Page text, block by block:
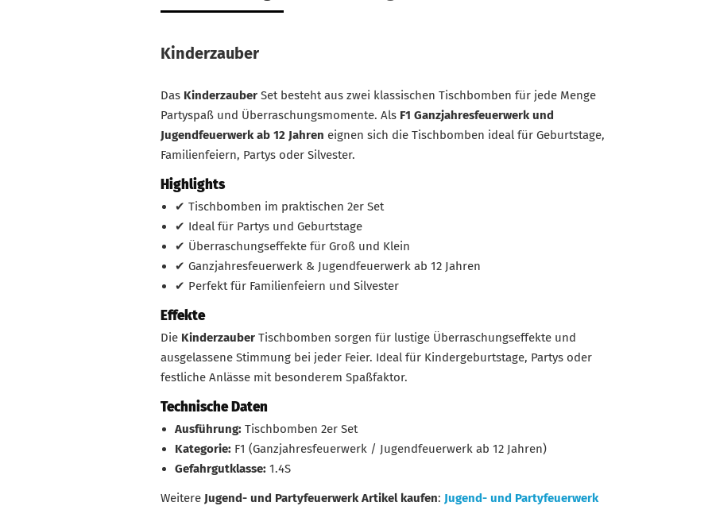
Kinderzauber
Das Kinderzauber Set besteht aus zwei klassischen Tischbomben für jede Menge
Partyspaß und Überraschungsmomente. Als F1 Ganzjahresfeuerwerk und
Jugendfeuerwerk ab 12 Jahren eignen sich die Tischbomben ideal für Geburtstage,
Familienfeiern, Partys oder Silvester.
Highlights
✔ Tischbomben im praktischen 2er Set
✔ Ideal für Partys und Geburtstage
✔ Überraschungseffekte für Groß und Klein
✔ Ganzjahresfeuerwerk & Jugendfeuerwerk ab 12 Jahren
✔ Perfekt für Familienfeiern und Silvester
Effekte
Die Kinderzauber Tischbomben sorgen für lustige Überraschungseffekte und
ausgelassene Stimmung bei jeder Feier. Ideal für Kindergeburtstage, Partys oder
festliche Anlässe mit besonderem Spaßfaktor.
Technische Daten
Ausführung: Tischbomben 2er Set
Kategorie: F1 (Ganzjahresfeuerwerk / Jugendfeuerwerk ab 12 Jahren)
Gefahrgutklasse: 1.4S
Weitere Jugend- und Partyfeuerwerk Artikel kaufen: Jugend- und Partyfeuerwerk